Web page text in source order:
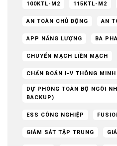
100KTL-M2 115KTL-M2
AN TOÀN CHỦ ĐỘNG AN
APP NĂNG LƯỢNG BA PHA
CHUYỂN MẠCH LIỀN MẠCH
CHẨN ĐOÁN I-V THÔNG MINH
DỰ PHÒNG TOÀN BỘ NGÔI
BACKUP)
ESS CÔNG NGHIỆP
GIÁM SÁT TẬP TRUNG